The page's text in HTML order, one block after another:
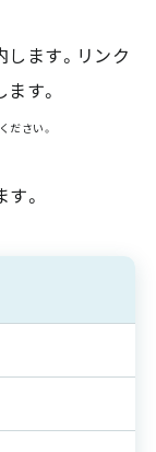
ます。リンク
す。
ださい。
。